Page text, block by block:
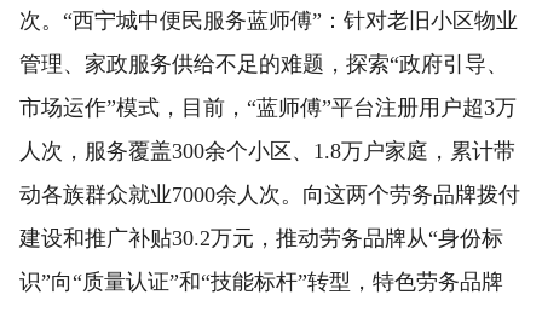
次。“西宁城中便民服务蓝师傅”：针对老旧小区物业
管理、家政服务供给不足的难题，探索“政府引导、
市场运作”模式，目前，“蓝师傅”平台注册用户超3万
人次，服务覆盖300余个小区、1.8万户家庭，累计带
动各族群众就业7000余人次。向这两个劳务品牌拨付
建设和推广补贴30.2万元，推动劳务品牌从“身份标
识”向“质量认证”和“技能标杆”转型，特色劳务品牌